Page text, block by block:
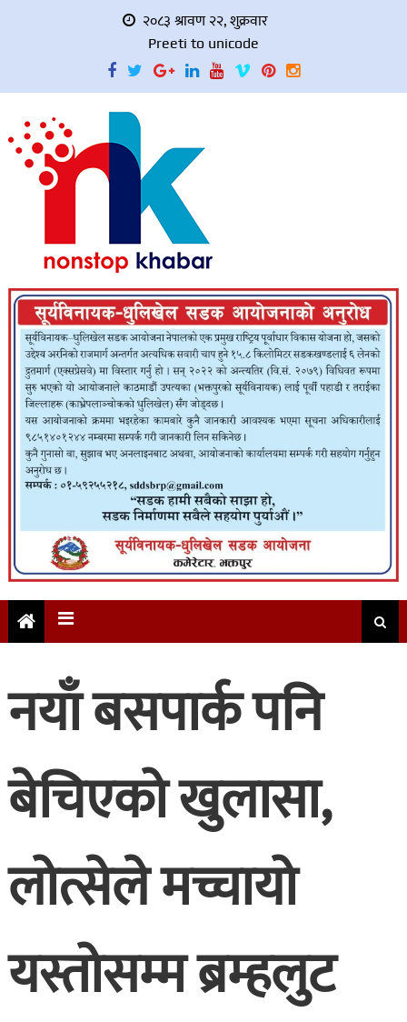
२०८३ श्रावण २२, शुक्रवार
Preeti to unicode
नयाँ बसपार्क पनि
बेचिएको खुलासा,
लोत्सेले मच्चायो
यस्तोसम्म ब्रम्हलुट